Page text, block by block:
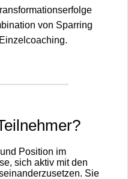
von Sparring
Position im
sich aktiv mit den
Sie